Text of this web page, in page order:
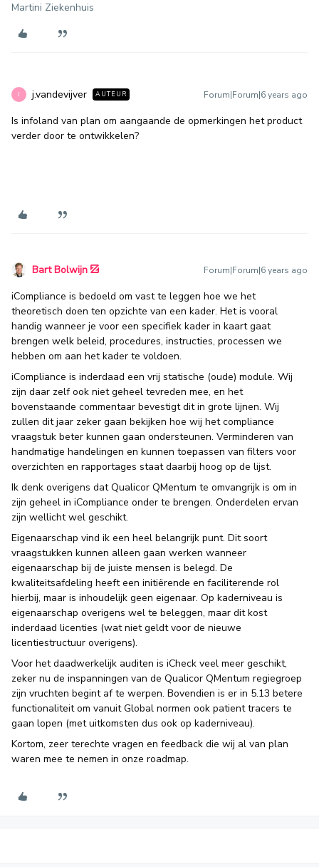
Martini Ziekenhuis
J j.vandevijver AUTEUR Forum|Forum|6 years ago
Is infoland van plan om aangaande de opmerkingen het product
verder door te ontwikkelen?
Bart Bolwijn Forum|Forum|6 years ago
iCompliance is bedoeld om vast te leggen hoe we het
theoretisch doen ten opzichte van een kader. Het is vooral
handig wanneer je voor een specifiek kader in kaart gaat
brengen welk beleid, procedures, instructies, processen we
hebben om aan het kader te voldoen.
iCompliance is inderdaad een vrij statische (oude) module. Wij
zijn daar zelf ook niet geheel tevreden mee, en het
bovenstaande commentaar bevestigt dit in grote lijnen. Wij
zullen dit jaar zeker gaan bekijken hoe wij het compliance
vraagstuk beter kunnen gaan ondersteunen. Verminderen van
handmatige handelingen en kunnen toepassen van filters voor
overzichten en rapportages staat daarbij hoog op de lijst.
Ik denk overigens dat Qualicor QMentum te omvangrijk is om in
zijn geheel in iCompliance onder te brengen. Onderdelen ervan
zijn wellicht wel geschikt.
Eigenaarschap vind ik een heel belangrijk punt. Dit soort
vraagstukken kunnen alleen gaan werken wanneer
eigenaarschap bij de juiste mensen is belegd. De
kwaliteitsafdeling heeft een initiërende en faciliterende rol
hierbij, maar is inhoudelijk geen eigenaar. Op kaderniveau is
eigenaarschap overigens wel te beleggen, maar dit kost
inderdaad licenties (wat niet geldt voor de nieuwe
licentiestructuur overigens).
Voor het daadwerkelijk auditen is iCheck veel meer geschikt,
zeker nu de inspanningen van de Qualicor QMentum regiegroep
zijn vruchten begint af te werpen. Bovendien is er in 5.13 betere
functionaliteit om vanuit Global normen ook patient tracers te
gaan lopen (met uitkomsten dus ook op kaderniveau).
Kortom, zeer terechte vragen en feedback die wij al van plan
waren mee te nemen in onze roadmap.